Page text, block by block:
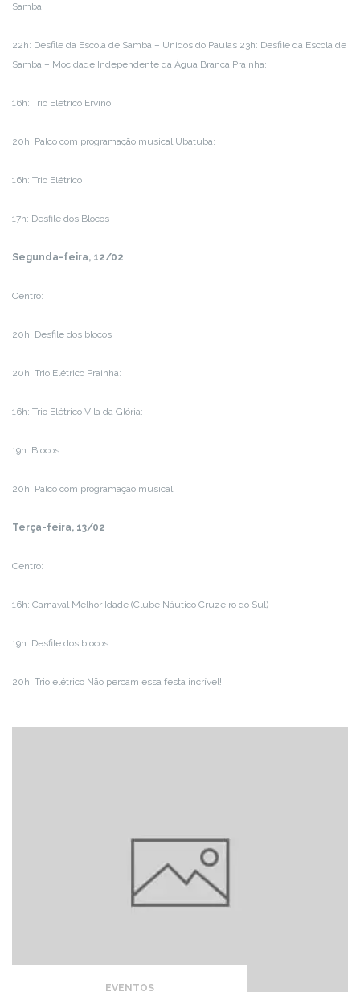
Samba
22h: Desfile da Escola de Samba – Unidos do Paulas 23h: Desfile da Escola de
Samba – Mocidade Independente da Água Branca Prainha:
16h: Trio Elétrico Ervino:
20h: Palco com programação musical Ubatuba:
16h: Trio Elétrico
17h: Desfile dos Blocos
Segunda-feira, 12/02
Centro:
20h: Desfile dos blocos
20h: Trio Elétrico Prainha:
16h: Trio Elétrico Vila da Glória:
19h: Blocos
20h: Palco com programação musical
Terça-feira, 13/02
Centro:
16h: Carnaval Melhor Idade (Clube Náutico Cruzeiro do Sul)
19h: Desfile dos blocos
20h: Trio elétrico Não percam essa festa incrível!
EVENTOS